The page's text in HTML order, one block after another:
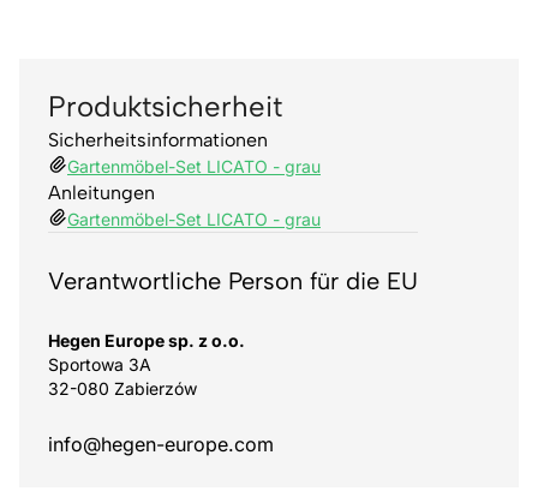
Produktsicherheit
Sicherheitsinformationen
Gartenmöbel-Set LICATO - grau
Anleitungen
Gartenmöbel-Set LICATO - grau
Verantwortliche Person für die EU
Hegen Europe sp. z o.o.
Sportowa 3A
32-080 Zabierzów
info@hegen-europe.com